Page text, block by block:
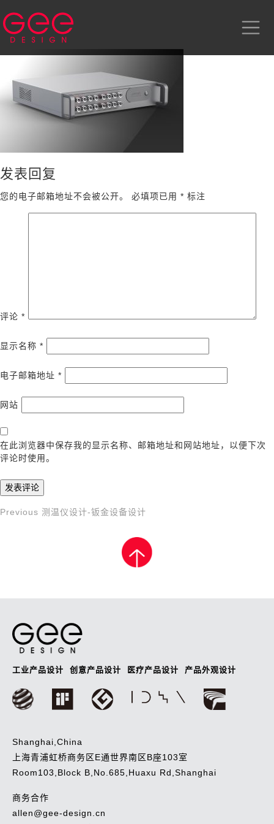
发表回复
您的电子邮箱地址不会被公开。 必填项已用 * 标注
评论 *
显示名称 *
电子邮箱地址 *
网站
在此浏览器中保存我的显示名称、邮箱地址和网站地址，以便下次
评论时使用。
文
Previous
Previous 测温仪设计-钣金设备设计
工业产品设计 创意产品设计 医疗产品设计 产品外观设计
Shanghai,China
上海青浦虹桥商务区E通世界南区B座103室
Room103,Block B,No.685,Huaxu Rd,Shanghai
商务合作
allen@gee-design.cn